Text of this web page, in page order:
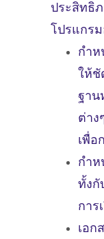
ประสิทธิ
โปรแกร
กำห
ให้ชั
ฐาน
ต่าง
เพื่อ
กำห
ทั้งกั
การ
เอก